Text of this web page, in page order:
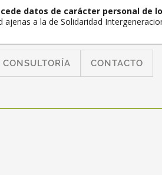
CONSULTORÍA CONTACTO
datos de carácter personal de
a la de Solidaridad